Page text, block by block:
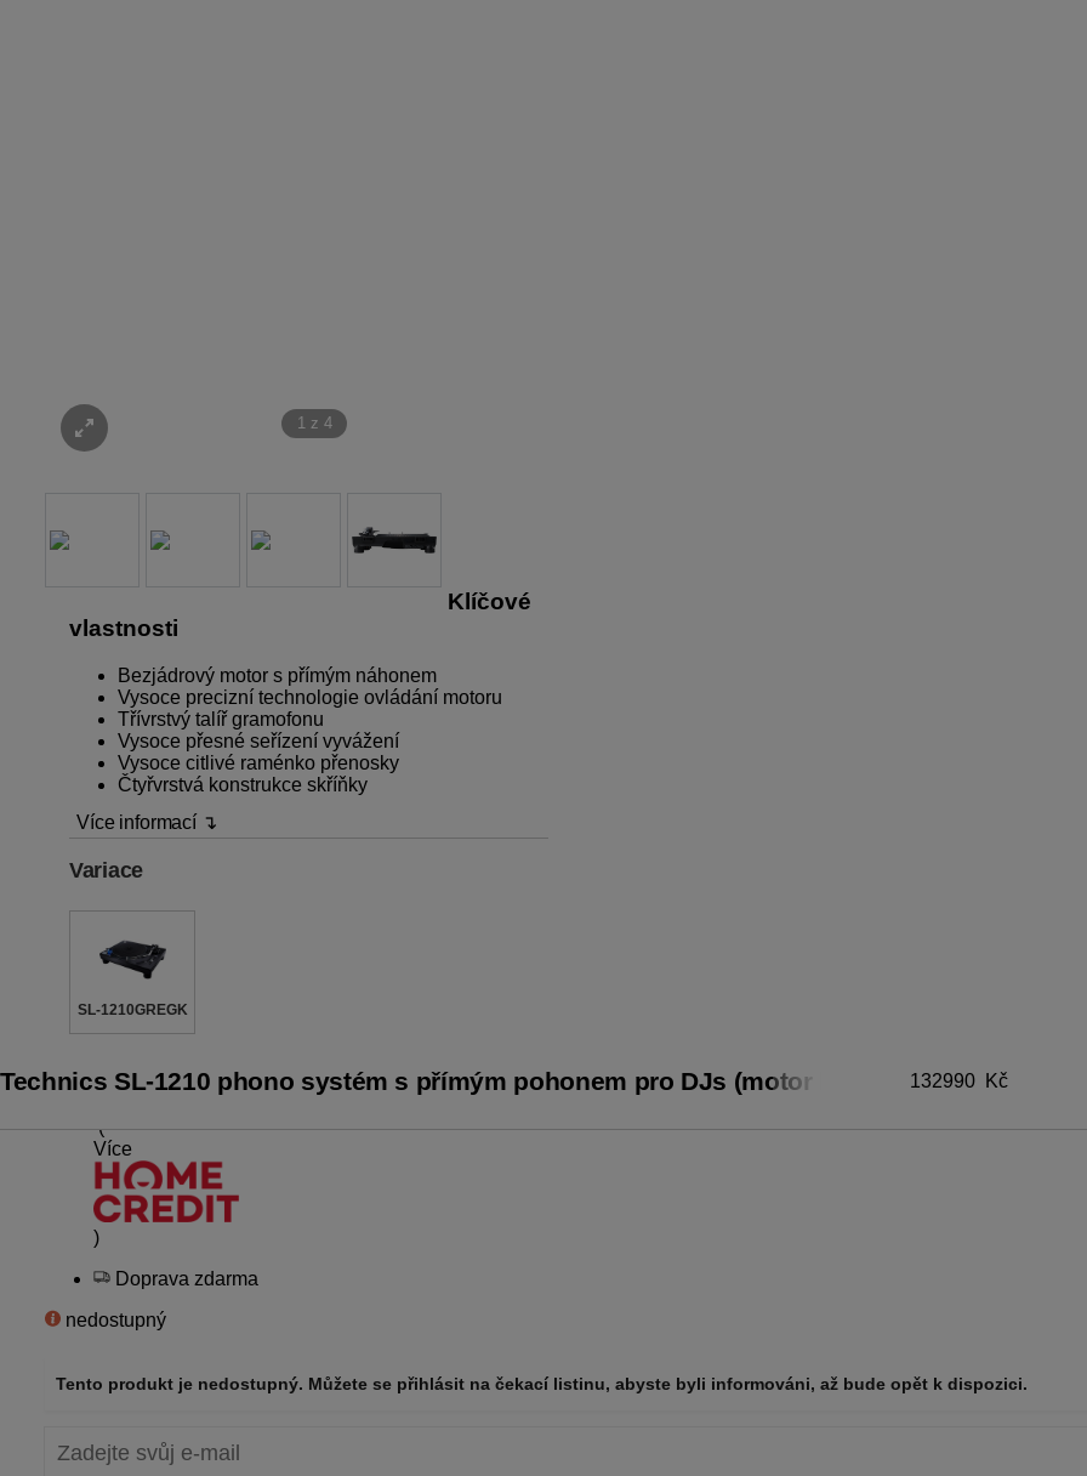
1 z 4
Klíčové
vlastnosti
Bezjádrový motor s přímým náhonem
Vysoce precizní technologie ovládání motoru
Třívrstvý talíř gramofonu
Vysoce přesné seřízení vyvážení
Vysoce citlivé raménko přenosky
Čtyřvrstvá konstrukce skříňky
Více informací ↴
Variace
SL-1210GREGK
Technics SL-1210 phono systém s přímým pohonem pro DJs (motor bez
132990 Kč
10 splátek 0% nebo 72 s úrokem
(
Více
)
Doprava zdarma
nedostupný
Tento produkt je nedostupný. Můžete se přihlásit na čekací listinu, abyste byli informováni, až bude opět k dispozici.